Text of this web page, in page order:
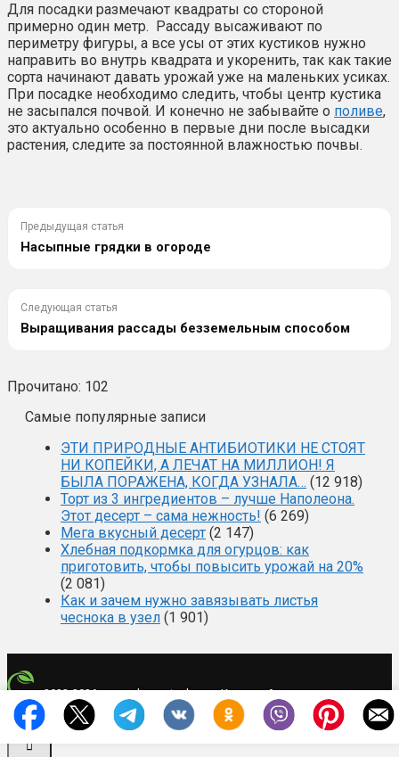
Для посадки размечают квадраты со стороной
примерно один метр. Рассаду высаживают по
периметру фигуры, а все усы от этих кустиков нужно
направить во внутрь квадрата и укоренить, так как такие
сорта начинают давать урожай уже на маленьких усиках.
При посадке необходимо следить, чтобы центр кустика
не засыпался почвой. И конечно не забывайте о поливе,
это актуально особенно в первые дни после высадки
растения, следите за постоянной влажностью почвы.
Предыдущая статья
Насыпные грядки в огороде
Следующая статья
Выращивания рассады безземельным способом
Прочитано: 102
Самые популярные записи
ЭТИ ПРИРОДНЫЕ АНТИБИОТИКИ НЕ СТОЯТ
НИ КОПЕЙКИ, А ЛЕЧАТ НА МИЛЛИОН! Я
БЫЛА ПОРАЖЕНА, КОГДА УЗНАЛА… (12 918)
Торт из 3 ингредиентов – лучше Наполеона.
Этот десерт – сама нежность! (6 269)
Мега вкусный десерт (2 147)
Хлебная подкормка для огурцов: как
приготовить, чтобы повысить урожай на 20%
(2 081)
Как и зачем нужно завязывать листья
чеснока в узел (1 901)
·2022-2026 ·mysad-zagotovka.ru ·Карта сайта